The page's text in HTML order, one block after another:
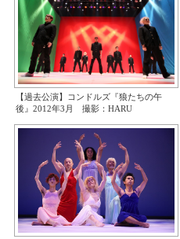
【過去公演】コンドルズ『狼たちの午
後』2012年3月 撮影：HARU